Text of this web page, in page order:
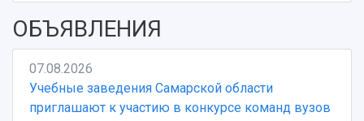
ОБЪЯВЛЕНИЯ
07.08.2026
Учебные заведения Самарской области
приглашают к участию в конкурсе команд вузов